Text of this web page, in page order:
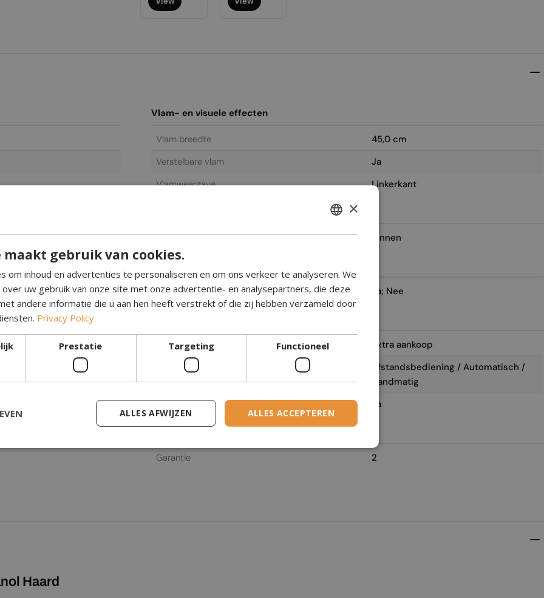
Vlam- en visuele effecten
Vlam breedte
45,0 cm
Verstelbare vlam
Ja
Vlamweergave
Linkerkant
Gebruik Binnen
Stroomvereisten Ja; Nee
Afstandsbediening Extra aankoop
Bediening
Afstandsbediening / Automatisch /
Handmatig
Glas inbegrepen
Ja
Garantie 2
Haard
CATALAN
CZECH
DUTCH
FRENCH
GERMAN
GREEK
×
maakt gebruik van cookies.
om inhoud en advertenties te personaliseren en om ons verkeer te analyseren. We
uw gebruik van onze site met onze advertentie- en analysepartners, die deze
andere informatie die u aan hen heeft verstrekt of die zij hebben verzameld door
Privacy Policy
Prestatie Targeting Functioneel
ALLES ACCEPTEREN
ALLES AFWIJZEN